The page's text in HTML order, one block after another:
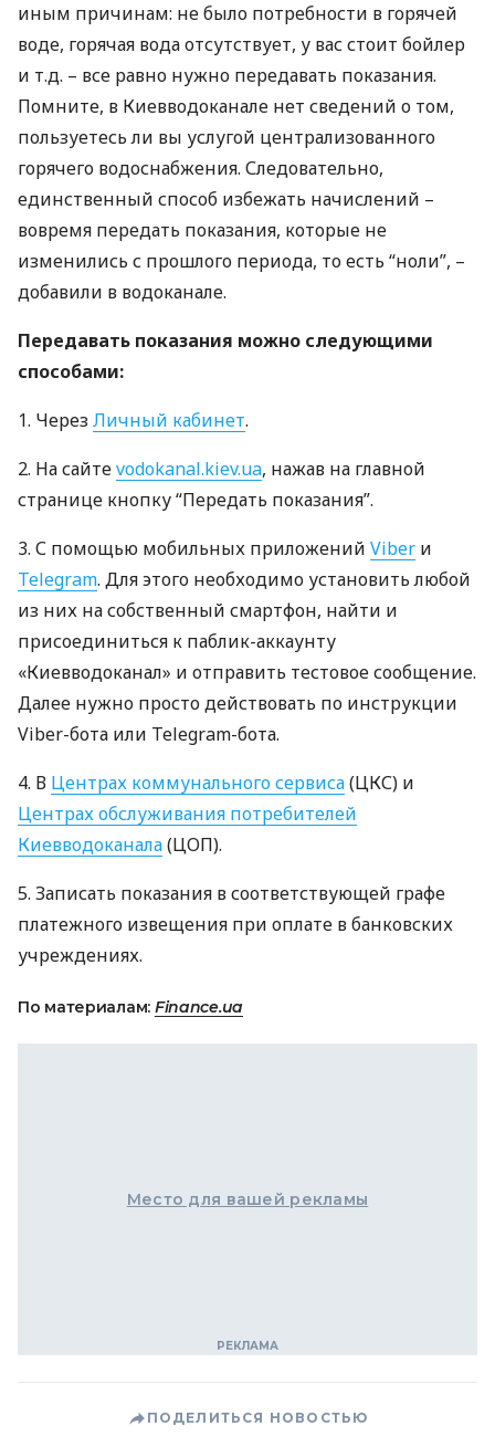
иным причинам: не было потребности в горячей
воде, горячая вода отсутствует, у вас стоит бойлер
и т.д. – все равно нужно передавать показания.
Помните, в Киевводоканале нет сведений о том,
пользуетесь ли вы услугой централизованного
горячего водоснабжения. Следовательно,
единственный способ избежать начислений –
вовремя передать показания, которые не
изменились с прошлого периода, то есть “ноли”, –
добавили в водоканале.
Передавать показания можно следующими
способами:
1. Через Личный кабинет.
2. На сайтеvodokanal.kiev.ua, нажав на главной
странице кнопку “Передать показания”.
3. С помощью мобильных приложений Viber и
Telegram. Для этого необходимо установить любой
из них на собственный смартфон, найти и
присоединиться к паблик-аккаунту
«Киевводоканал» и отправить тестовое сообщение.
Далее нужно просто действовать по инструкции
Viber-бота или Telegram-бота.
4. В Центрах коммунального сервиса(ЦКС) и
Центрах обслуживания потребителей
Киевводоканала(ЦОП).
5. Записать показания в соответствующей графе
платежного извещения при оплате в банковских
учреждениях.
По материалам: Finance.ua
Место для вашей рекламы
ПОДЕЛИТЬСЯ НОВОСТЬЮ